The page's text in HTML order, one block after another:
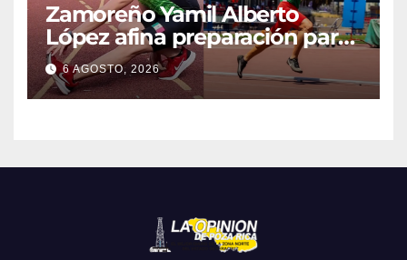
Zamoreño Yamil Alberto
López afina preparación para
participar en el Mundial
Máster de Atletismo en Corea
del Sur
6 AGOSTO, 2026